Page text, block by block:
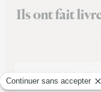
Ils ont fait
★ ★ ★ ★ ★